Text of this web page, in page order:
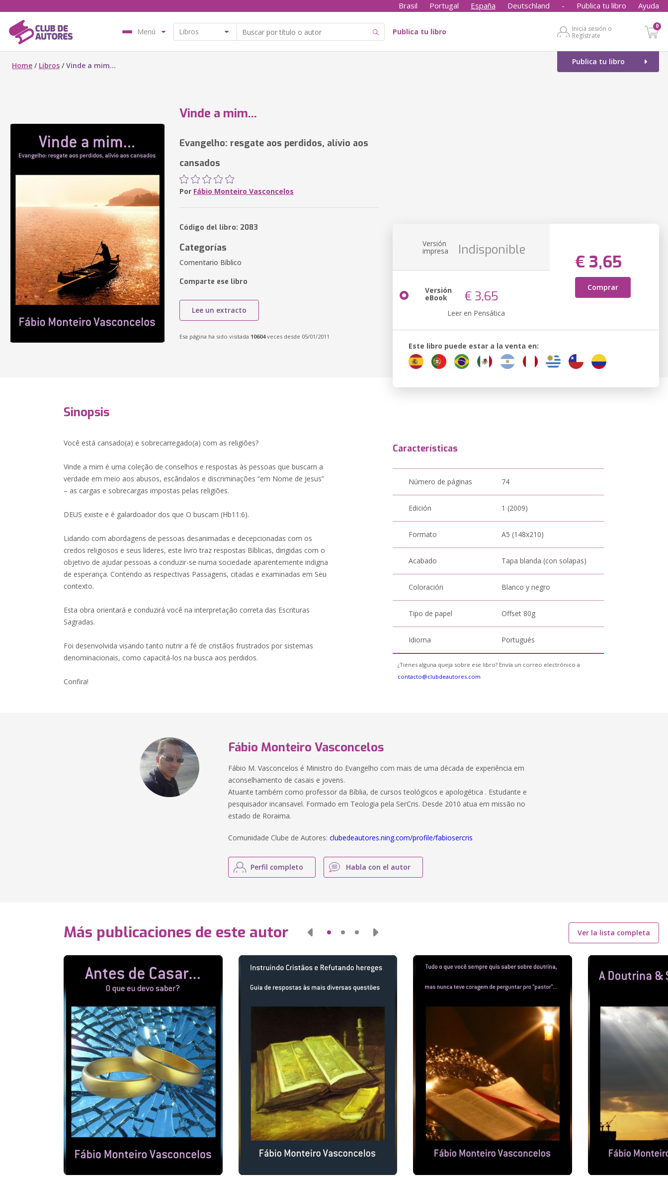
Brasil Portugal España Deutschland - Publica tu libro Ayuda
Menú Publica tu libro
Inicia sesión o
Regístrate
0
Publica tu libro
Home / Libros /Vinde a mim...
Vinde a mim...
Evangelho: resgate aos perdidos, alívio aos
cansados
Por Fábio Monteiro Vasconcelos
Código del libro: 2083
Categorías
Comentario Bíblico
Comparte ese libro
Lee un extracto
Esa página ha sido visitada 10604veces desde 05/01/2011
Versión
impresa Indisponible
€ 3,65
Comprar
Versión
eBook € 3,65
Leer en Pensática
Este libro puede estar a la venta en:
Sinopsis
Você está cansado(a) e sobrecarregado(a) com as religiões?
Vinde a mim é uma coleção de conselhos e respostas às pessoas que buscam a
verdade em meio aos abusos, escândalos e discriminações “em Nome de Jesus”
– as cargas e sobrecargas impostas pelas religiões.
DEUS existe e é galardoador dos que O buscam (Hb11:6).
Lidando com abordagens de pessoas desanimadas e decepcionadas com os
credos religiosos e seus lideres, este livro traz respostas Bíblicas, dirigidas com o
objetivo de ajudar pessoas a conduzir-se numa sociedade aparentemente indigna
de esperança. Contendo as respectivas Passagens, citadas e examinadas em Seu
contexto.
Esta obra orientará e conduzirá você na interpretação correta das Escrituras
Sagradas.
Foi desenvolvida visando tanto nutrir a fé de cristãos frustrados por sistemas
denominacionais, como capacitá-los na busca aos perdidos.
Confira!
Características
Número de páginas 74
Edición 1 (2009)
Formato A5 (148x210)
Acabado Tapa blanda (con solapas)
Coloración Blanco y negro
Tipo de papel Offset 80g
Idioma Portugués
¿Tienes alguna queja sobre ese libro? Envía un correo electrónico a
contacto@clubdeautores.com
Fábio Monteiro Vasconcelos
Fábio M. Vasconcelos é Ministro do Evangelho com mais de uma década de experiência em
aconselhamento de casais e jovens.
Atuante também como professor da Bíblia, de cursos teológicos e apologética . Estudante e
pesquisador incansavel. Formado em Teologia pela SerCris. Desde 2010 atua em missão no
estado de Roraima.
Comunidade Clube de Autores:clubedeautores.ning.com/profile/fabiosercris
Perfil completo Habla con el autor
Más publicaciones de este autor Ver la lista completa